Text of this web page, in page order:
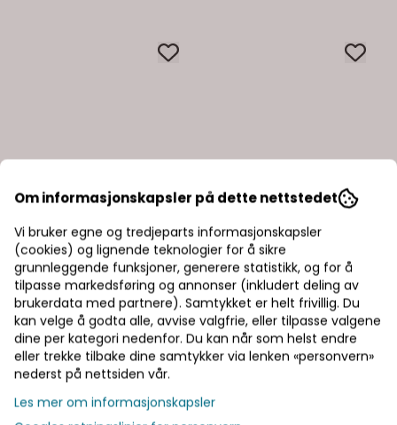
Om informasjonskapsler på dette nettstedet
Vi bruker egne og tredjeparts informasjonskapsler
(cookies) og lignende teknologier for å sikre
grunnleggende funksjoner, generere statistikk, og for å
tilpasse markedsføring og annonser (inkludert deling av
brukerdata med partnere). Samtykket er helt frivillig. Du
kan velge å godta alle, avvise valgfrie, eller tilpasse valgene
dine per kategori nedenfor. Du kan når som helst endre
eller trekke tilbake dine samtykker via lenken «personvern»
nederst på nettsiden vår.
Les mer om informasjonskapsler